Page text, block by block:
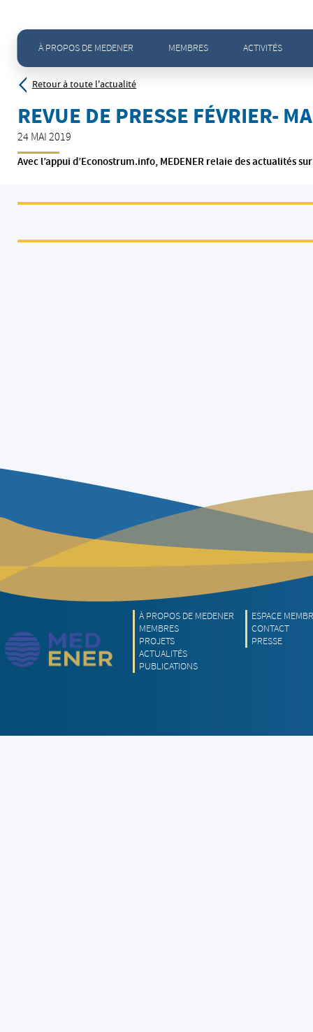
À PROPOS DE MEDENER MEMBRES ACTIVITÉS
Accueil> Actualités - Toute l'actualité> Revue de presse Février- Mai 2019
Retour à toute l'actualité
REVUE DE PRESSE FÉVRIER-
24 MAI 2019
Avec l’appui d’Econostrum.info, MEDENER relaie des actualités
À PROPOS DE MEDENER
MEMBRES
PROJETS
ACTUALITÉS
PUBLICATIONS
ESPACE
CONTACT
PRESSE